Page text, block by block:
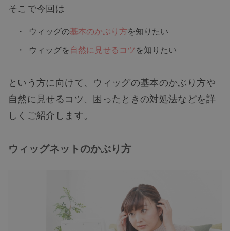
そこで今回は
ウィッグの基本のかぶり方を知りたい
ウィッグを自然に見せるコツを知りたい
という方に向けて、ウィッグの基本のかぶり方や
自然に見せるコツ、困ったときの対処法などを詳
しくご紹介します。
ウィッグネットのかぶり方